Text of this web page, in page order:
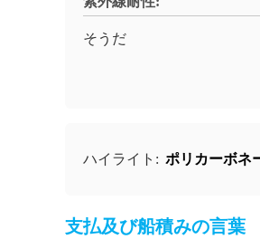
そうだ
ハイライト: ポリカーボネ
支払及び船積みの言葉